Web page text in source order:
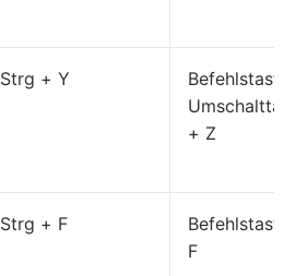
Strg + Y
Befehlstaste
+ Z
Strg + F
Befehlstaste
F